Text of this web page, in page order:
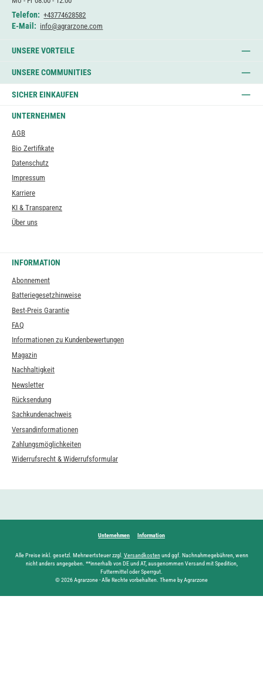
Telefon: +43774628582
E-Mail: info@agrarzone.com
UNSERE VORTEILE
UNSERE COMMUNITIES
SICHER EINKAUFEN
UNTERNEHMEN
AGB
Bio Zertifikate
Datenschutz
Impressum
Karriere
KI & Transparenz
Über uns
INFORMATION
Abonnement
Batteriegesetzhinweise
Best-Preis Garantie
FAQ
Informationen zu Kundenbewertungen
Magazin
Nachhaltigkeit
Newsletter
Rücksendung
Sachkundenachweis
Versandinformationen
Zahlungsmöglichkeiten
Widerrufsrecht & Widerrufsformular
Unternehmen Information
Alle Preise inkl. gesetzl. Mehrwertsteuer zzgl. Versandkostenund ggf. Nachnahmegebühren, wenn
nicht anders angegeben. **innerhalb von DE und AT, ausgenommen Versand mit Spedition,
Futtermittel oder Sperrgut.
© 2026 Agrarzone - Alle Rechte vorbehalten. Theme by Agrarzone